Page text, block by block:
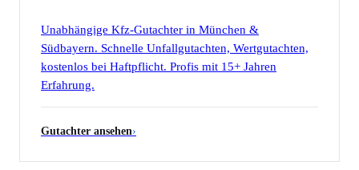
Unabhängige Kfz-Gutachter in München &
Südbayern. Schnelle Unfallgutachten, Wertgutachten,
kostenlos bei Haftpflicht. Profis mit 15+ Jahren
Erfahrung.
Gutachter ansehen›